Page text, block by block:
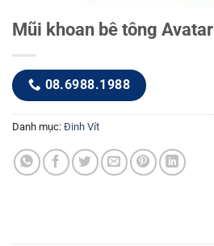
Mũi khoan bê tông Avatar
08.6988.1988
Danh mục: Đinh Vít